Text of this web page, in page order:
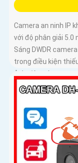
Camera an ninh IP
với độ phân giải 5.0
Sáng DWDR
trong điều kiện
ảnh siêu nét